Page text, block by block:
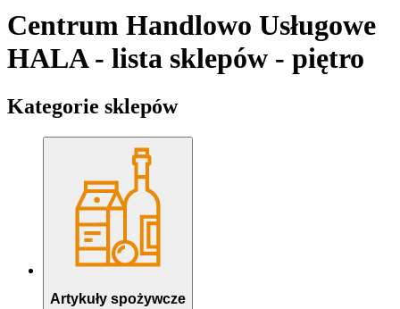
Centrum Handlowo Usługowe
HALA - lista sklepów - piętro
Kategorie sklepów
Artykuły spożywcze